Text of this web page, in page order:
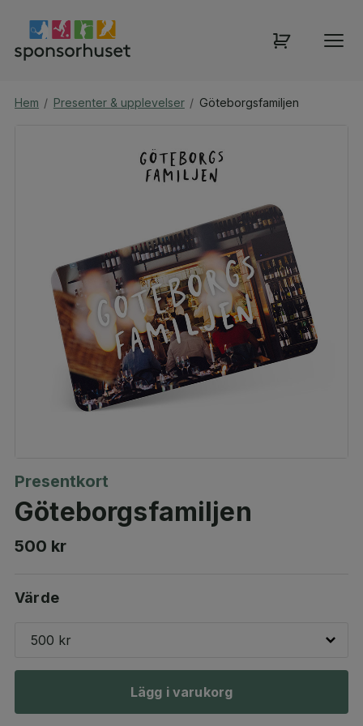
Hem / Presenter & upplevelser / Göteborgsfamiljen
Presentkort
Göteborgsfamiljen
500 kr
Värde
500 kr
Lägg i varukorg